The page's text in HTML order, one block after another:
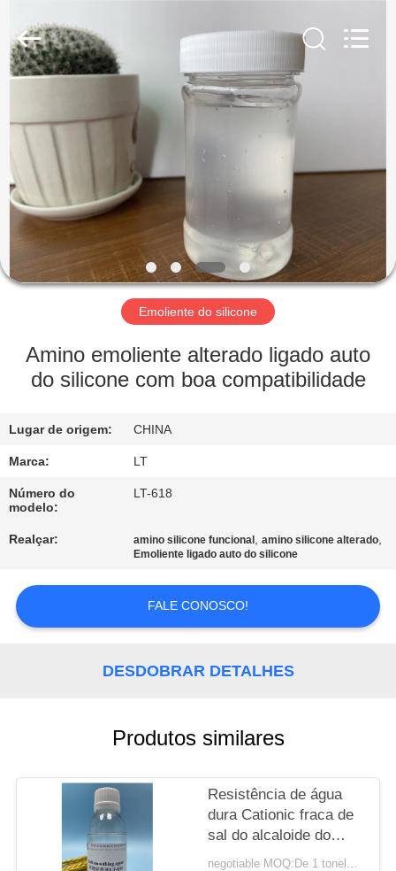
PRODUTOS
SOBRE
NÓS
EXCURSÃO
FÁBRICA
DA
QUALIDADE
CONTACTE-
NOS
NOTÍCIA
MAPA
Materials
Co.,
Ltd.
Rights
Reserved.
Emoliente do silicone
Amino emoliente alterado ligado auto
do silicone com boa compatibilidade
Lugar de origem: CHINA
Marca: LT
Número do
modelo:
LT-618
Realçar: amino silicone funcional ,amino silicone alterado,
Emoliente ligado auto do silicone
FALE CONOSCO!
DESDOBRAR DETALHES
Produtos similares
Resistência de água
dura Cationic fraca de
sal do alcaloide do
emoliente do silicone negotiable MOQ:De 1 toneladas